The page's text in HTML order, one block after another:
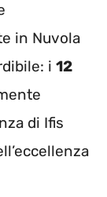
in Nuvola
i 12
di Ifis